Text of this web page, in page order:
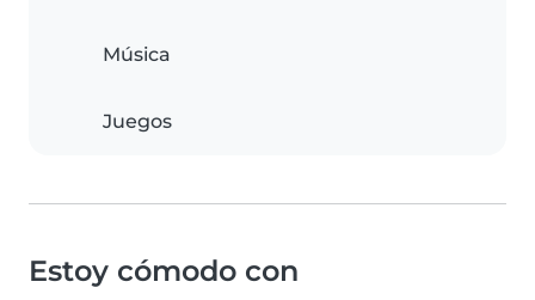
Música
Juegos
Estoy cómodo con